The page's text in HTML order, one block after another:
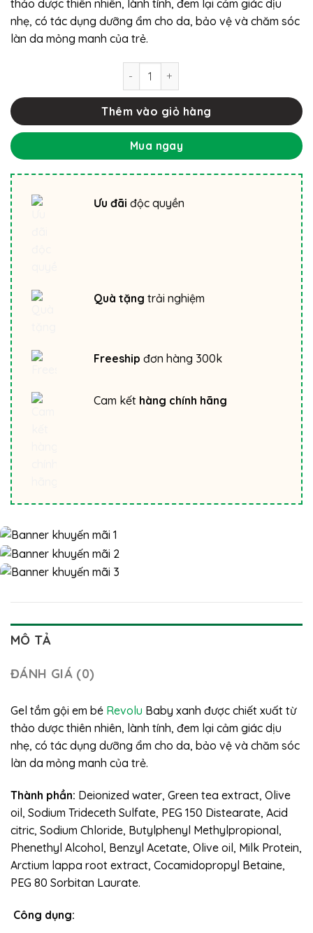
thảo dược thiên nhiên, lành tính, đem lại cảm giác dịu
nhẹ, có tác dụng dưỡng ẩm cho da, bảo vệ và chăm sóc
làn da mỏng manh của trẻ.
Thêm vào giỏ hàng
Mua ngay
Ưu đãi độc quyền
Quà tặng trải nghiệm
Freeship đơn hàng 300k
Cam kết hàng chính hãng
MÔ TẢ
ĐÁNH GIÁ (0)
Gel tắm gội em bé Revolu Baby xanh được chiết xuất từ
thảo dược thiên nhiên, lành tính, đem lại cảm giác dịu
nhẹ, có tác dụng dưỡng ẩm cho da, bảo vệ và chăm sóc
làn da mỏng manh của trẻ.
Thành phần: Deionized water, Green tea extract, Olive
oil, Sodium Trideceth Sulfate, PEG 150 Distearate, Acid
citric, Sodium Chloride, Butylphenyl Methylpropional,
Phenethyl Alcohol, Benzyl Acetate, Olive oil, Milk Protein,
Arctium lappa root extract, Cocamidopropyl Betaine,
PEG 80 Sorbitan Laurate.
Công dụng: